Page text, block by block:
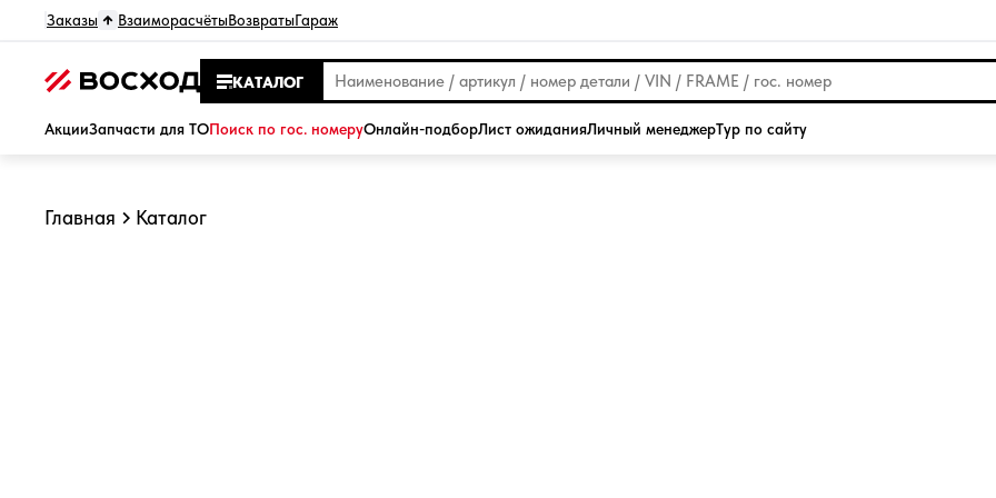
Заказы ВзаиморасчётыВозвратыГараж
КАТАЛОГ
АкцииЗапчасти для ТОПоиск по гос. номеруОнлайн-подборЛист ожиданияЛичный менеджерТур по сайту
Главная Каталог